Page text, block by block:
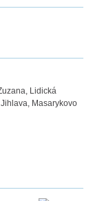
Lidická
Masarykovo